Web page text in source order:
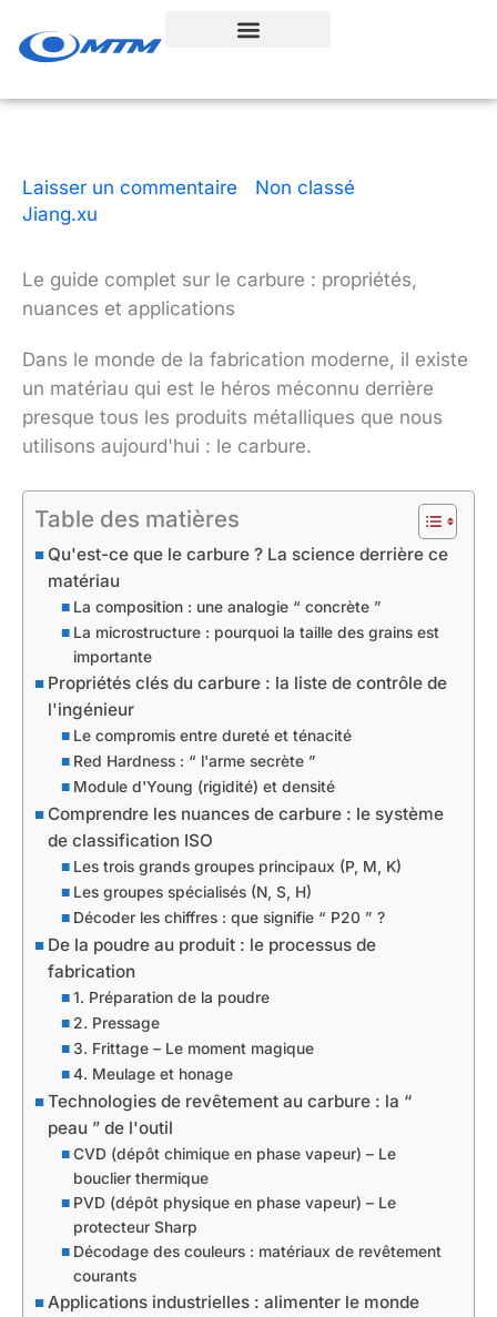
au
Laisser un commentaire Non classé
Jiang.xu
Le guide complet sur le carbure : propriétés,
nuances et applications
Dans le monde de la fabrication moderne, il existe
un matériau qui est le héros méconnu derrière
presque tous les produits métalliques que nous
utilisons aujourd'hui : le carbure.
Table des matières
Qu'est-ce que le carbure ? La science derrière ce
matériau
La composition : une analogie “ concrète ”
La microstructure : pourquoi la taille des grains est
importante
Propriétés clés du carbure : la liste de contrôle de
l'ingénieur
Le compromis entre dureté et ténacité
Red Hardness : “ l'arme secrète ”
Module d'Young (rigidité) et densité
Comprendre les nuances de carbure : le système
de classification ISO
Les trois grands groupes principaux (P, M, K)
Les groupes spécialisés (N, S, H)
Décoder les chiffres : que signifie “ P20 ” ?
De la poudre au produit : le processus de
fabrication
1. Préparation de la poudre
2. Pressage
3. Frittage – Le moment magique
4. Meulage et honage
Technologies de revêtement au carbure : la “
peau ” de l'outil
CVD (dépôt chimique en phase vapeur) – Le
bouclier thermique
PVD (dépôt physique en phase vapeur) – Le
protecteur Sharp
Décodage des couleurs : matériaux de revêtement
courants
Applications industrielles : alimenter le monde